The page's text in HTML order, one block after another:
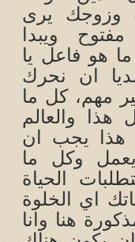
وزوجك يرى
ويبدا
هو فاعل يا
ان نحرك
مهم، كل ما
هذا والعالم
هذا يجب ان
وكل ما
الحياة
اي الخلوة
هنا وانا